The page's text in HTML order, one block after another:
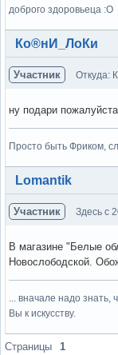
доброго здоровьеца :О
Вне форума
Ко®нИ_ЛоКи
Участник Откуда:
ну подари
Просто быть Фриком,
Вне форума
Lomantik
Участник Здесь с
В магазине "Белые
Новослободской.
... вначале надо знать,
Вы к искусству.
Вне форума
Страницы 1